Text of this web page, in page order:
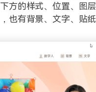
方的样式、位置、图
也有背景、文字、贴